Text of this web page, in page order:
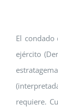
El
ejército
requiere.